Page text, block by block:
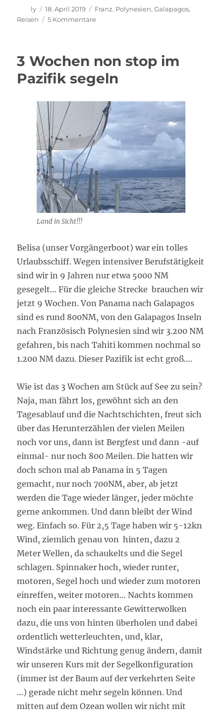
Autor
ly
Veröffentlicht
am
18. April 2019 Kategorien
Franz. Polynesien,Galapagos,
Reisen
5 Kommentarezu
Oa
3 Wochen non stop im
Pazifik segeln
Land in Sicht!!!
Belisa (unser Vorgängerboot) war ein tolles
Urlaubsschiff. Wegen intensiver Berufstätigkeit
sind wir in 9 Jahren nur etwa 5000 NM
gesegelt… Für die gleiche Strecke brauchen wir
jetzt 9 Wochen. Von Panama nach Galapagos
sind es rund 800NM, von den Galapagos Inseln
nach Französisch Polynesien sind wir 3.200 NM
gefahren, bis nach Tahiti kommen nochmal so
1.200 NM dazu. Dieser Pazifik ist echt groß….
Wie ist das 3 Wochen am Stück auf See zu sein?
Naja, man fährt los, gewöhnt sich an den
Tagesablauf und die Nachtschichten, freut sich
über das Herunterzählen der vielen Meilen
noch vor uns, dann ist Bergfest und dann -auf
einmal- nur noch 800 Meilen. Die hatten wir
doch schon mal ab Panama in 5 Tagen
gemacht, nur noch 700NM, aber, ab jetzt
werden die Tage wieder länger, jeder möchte
gerne ankommen. Und dann bleibt der Wind
weg. Einfach so. Für 2,5 Tage haben wir 5-12kn
Wind, ziemlich genau von hinten, dazu 2
Meter Wellen, da schaukelts und die Segel
schlagen. Spinnaker hoch, wieder runter,
motoren, Segel hoch und wieder zum motoren
einreffen, weiter motoren… Nachts kommen
noch ein paar interessante Gewitterwolken
dazu, die uns von hinten überholen und dabei
ordentlich wetterleuchten, und, klar,
Windstärke und Richtung genug ändern, damit
wir unseren Kurs mit der Segelkonfiguration
(immer ist der Baum auf der verkehrten Seite
…) gerade nicht mehr segeln können. Und
mitten auf dem Ozean wollen wir nicht mit